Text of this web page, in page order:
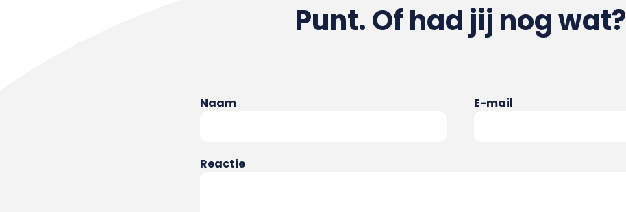
Punt. Of had jij nog wat?
Naam E-mail
Reactie